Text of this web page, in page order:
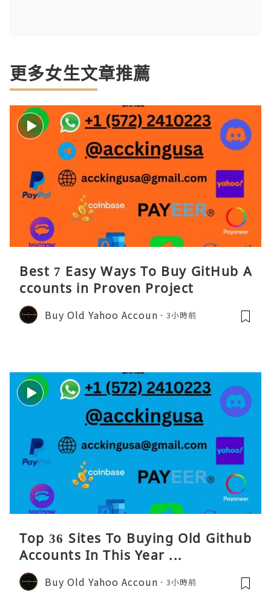
更多女生文章推薦
Best 7 Easy Ways To Buy GitHub A
ccounts in Proven Project
Buy Old Yahoo Accoun 3小時前
Top 36 Sites To Buying Old Github
Accounts In This Year ...
Buy Old Yahoo Accoun 3小時前